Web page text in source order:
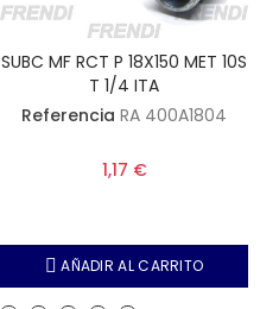
SUBC MF RCT P 18X150 MET 10S
T 1/4 ITA
Referencia RA 400A1804
1,17 €
AÑADIR AL CARRITO